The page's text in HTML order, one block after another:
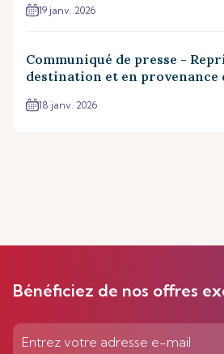
19 janv. 2026
Communiqué de presse -
destination et en provenance
18 janv. 2026
Bénéficiez de nos offres